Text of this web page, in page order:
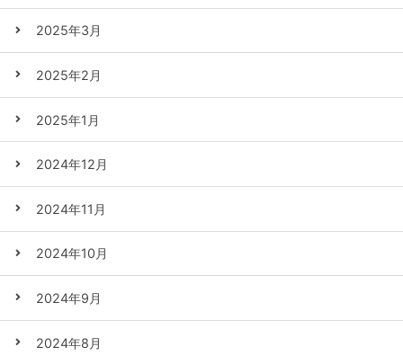
2025年3月
2025年2月
2025年1月
2024年12月
2024年11月
2024年10月
2024年9月
2024年8月